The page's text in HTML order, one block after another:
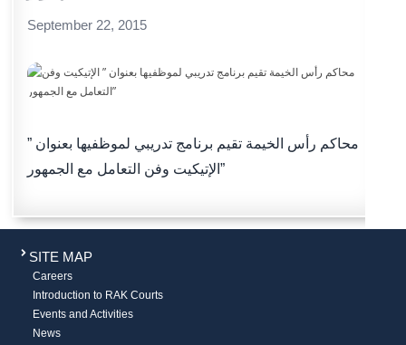
September 22, 2015
محاكم رأس الخيمة تقيم برنامج تدريبي لموظفيها بعنوان ”
الإتيكيت وفن التعامل مع الجمهور”
SITE MAP
Careers
Introduction to RAK Courts
Events and Activities
News